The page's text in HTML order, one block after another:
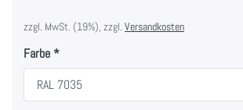
zzgl. MwSt. (19%), zzgl. Versandkosten
Farbe